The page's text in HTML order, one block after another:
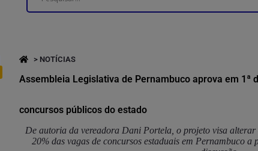
> NOTÍCIAS
Assembleia Legislativa de Pernambuco aprova em 1ª
concursos públicos do estado
De autoria da vereadora Dani Portela, o projeto visa
20% das vagas de concursos estaduais em Pernambuco a